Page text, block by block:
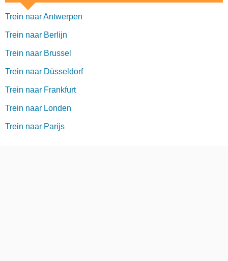
Trein naar Antwerpen
Trein naar Berlijn
Trein naar Brussel
Trein naar Düsseldorf
Trein naar Frankfurt
Trein naar Londen
Trein naar Parijs